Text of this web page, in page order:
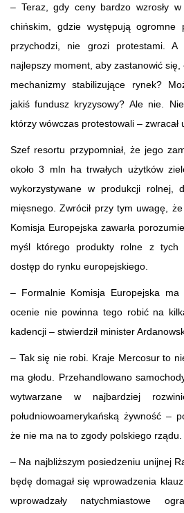
– Teraz, gdy ceny bardzo wzrosły
chińskim, gdzie występują
przychodzi, nie grozi protestami. A
najlepszy moment, aby zastanowić
mechanizmy stabilizujące rynek?
jakiś fundusz kryzysowy? Ale nie.
którzy wówczas protestowali – zwracał
Szef resortu przypomniał, że jego
około 3 mln ha trwałych użytków
wykorzystywane w produkcji rolnej,
mięsnego. Zwrócił przy tym uwagę,
Komisja Europejska zawarła
myśl którego produkty rolne z tych
dostęp do rynku europejskiego.
– Formalnie Komisja Europejska
ocenie nie powinna tego robić na
kadencji – stwierdził minister
– Tak się nie robi. Kraje Mercosur to
ma głodu. Przehandlowano
wytwarzane w najbardziej
południowoamerykańską żywność –
że nie ma na to zgody polskiego rządu.
– Na najbliższym posiedzeniu unijnej
będę domagał się wprowadzenia
wprowadzały natychmiastowe